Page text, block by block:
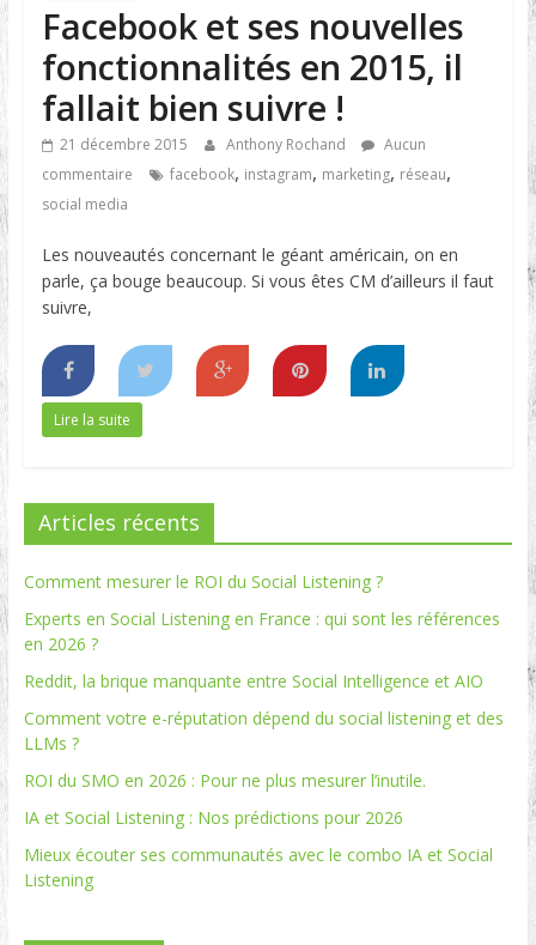
Facebook et ses nouvelles
fonctionnalités en 2015, il
fallait bien suivre !
21 décembre 2015 Anthony Rochand
Aucun
commentaire
facebook, instagram, marketing, réseau,
social media
Les nouveautés concernant le géant américain, on en
parle, ça bouge beaucoup. Si vous êtes CM d’ailleurs il faut
suivre,
Lire la suite
Articles récents
Comment mesurer le ROI du Social Listening ?
Experts en Social Listening en France : qui sont les références
en 2026 ?
Reddit, la brique manquante entre Social Intelligence et AIO
Comment votre e-réputation dépend du social listening et des
LLMs ?
ROI du SMO en 2026 : Pour ne plus mesurer l’inutile.
IA et Social Listening : Nos prédictions pour 2026
Mieux écouter ses communautés avec le combo IA et Social
Listening